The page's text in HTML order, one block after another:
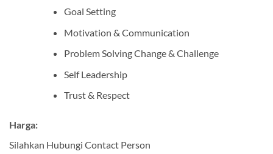
Goal Setting
Motivation & Communication
Problem Solving Change & Challenge
Self Leadership
Trust & Respect
Harga:
Silahkan Hubungi Contact Person